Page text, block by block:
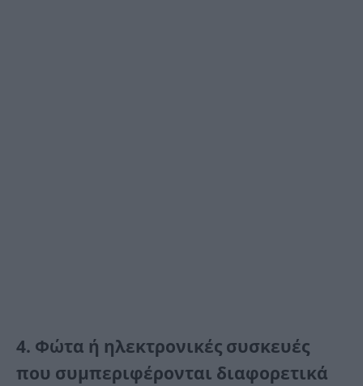
4. Φώτα ή ηλεκτρονικές συσκευές
που συμπεριφέρονται διαφορετικά